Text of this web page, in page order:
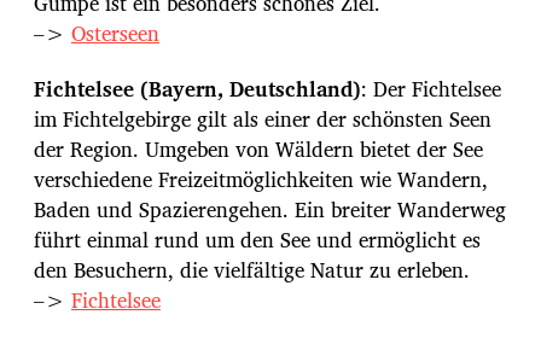
–> Osterseen
Fichtelsee (Bayern, Deutschland): Der Fichtelsee
im Fichtelgebirge gilt als einer der schönsten Seen
der Region. Umgeben von Wäldern bietet der See
verschiedene Freizeitmöglichkeiten wie Wandern,
Baden und Spazierengehen. Ein breiter Wanderweg
führt einmal rund um den See und ermöglicht es
den Besuchern, die vielfältige Natur zu erleben.
–> Fichtelsee